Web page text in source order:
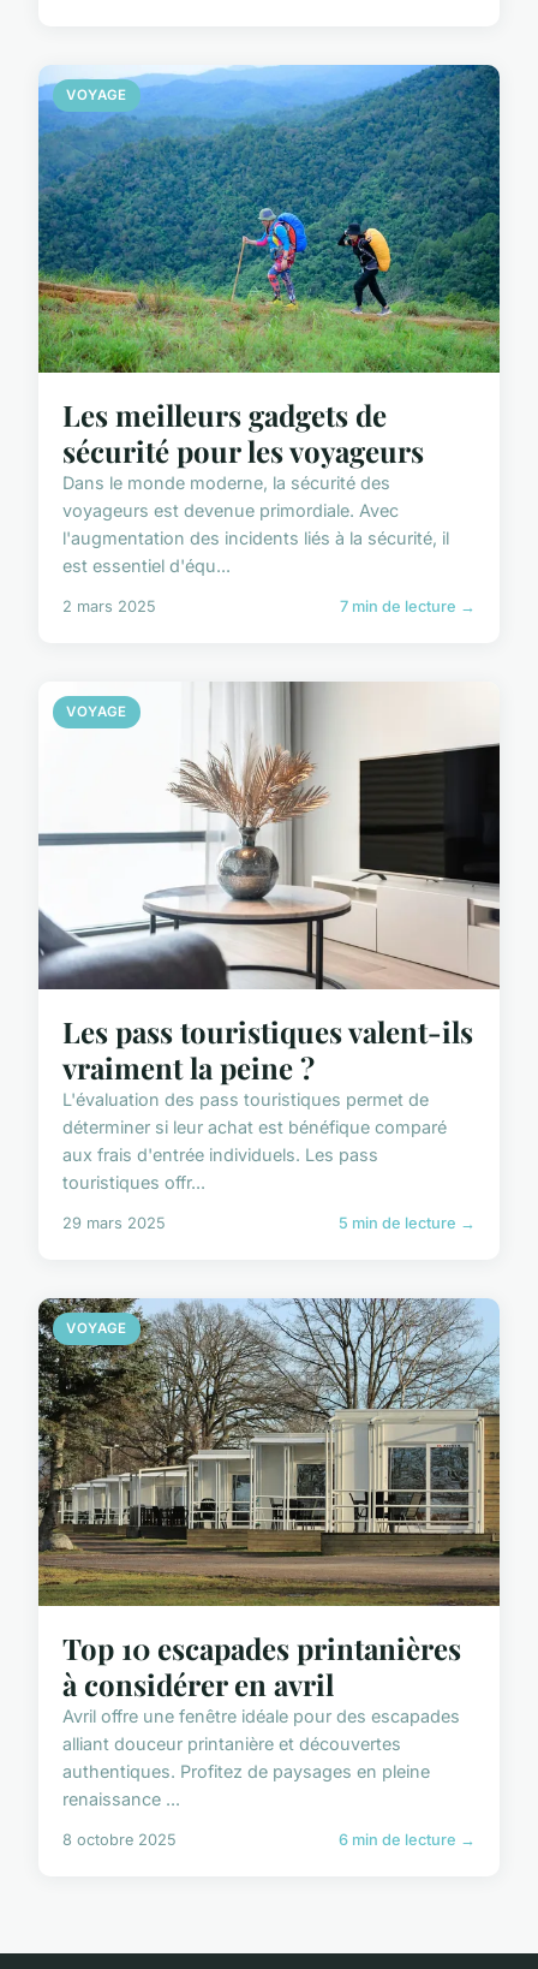
VOYAGE
Les meilleurs gadgets de
sécurité pour les voyageurs
Dans le monde moderne, la sécurité des
voyageurs est devenue primordiale. Avec
l'augmentation des incidents liés à la sécurité, il
est essentiel d'équ...
2 mars 2025 7 min de lecture →
VOYAGE
Les pass touristiques valent-ils
vraiment la peine ?
L'évaluation des pass touristiques permet de
déterminer si leur achat est bénéfique comparé
aux frais d'entrée individuels. Les pass
touristiques offr...
29 mars 2025 5 min de lecture →
VOYAGE
Top 10 escapades printanières
à considérer en avril
Avril offre une fenêtre idéale pour des escapades
alliant douceur printanière et découvertes
authentiques. Profitez de paysages en pleine
renaissance ...
8 octobre 2025 6 min de lecture →